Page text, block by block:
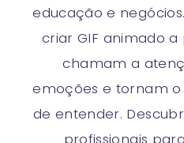
educação e
criar GIF animado
chamam a
emoções e tornam
de entender.